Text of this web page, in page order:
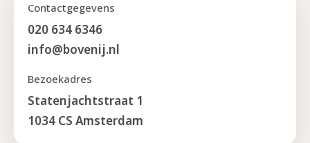
Contactgegevens
020 634 6346
info@bovenij.nl
Bezoekadres
Statenjachtstraat 1
1034 CS Amsterdam